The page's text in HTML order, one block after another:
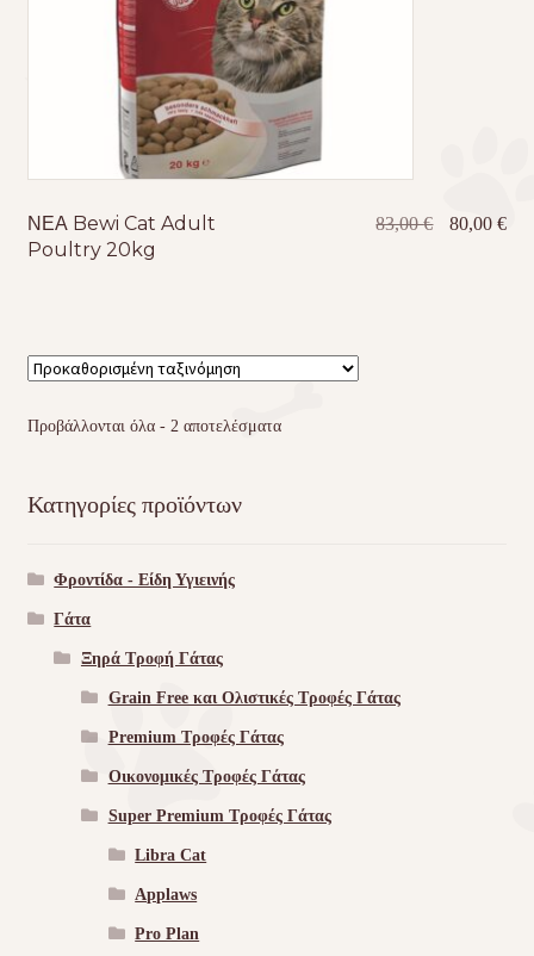
ΝΕΑ Bewi Cat Adult
Poultry 20kg
83,00€
Original
80,00€Η
Προβάλλονται όλα - 2 αποτελέσματα
Κατηγορίες προϊόντων
Φροντίδα - Είδη Υγιεινής
Γάτα
Ξηρά Τροφή Γάτας
Grain Free και Ολιστικές Τροφές Γάτας
Premium Τροφές Γάτας
Οικονομικές Τροφές Γάτας
Super Premium Τροφές Γάτας
Libra Cat
Applaws
Pro Plan